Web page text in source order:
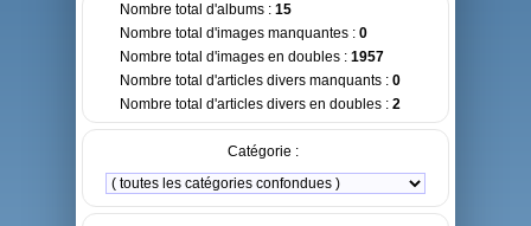
Nombre total d'albums : 15
Nombre total d'images manquantes : 0
Nombre total d'images en doubles : 1957
Nombre total d'articles divers manquants : 0
Nombre total d'articles divers en doubles : 2
Catégorie :